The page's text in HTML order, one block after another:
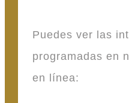
Puedes ver las
programadas en
en línea: